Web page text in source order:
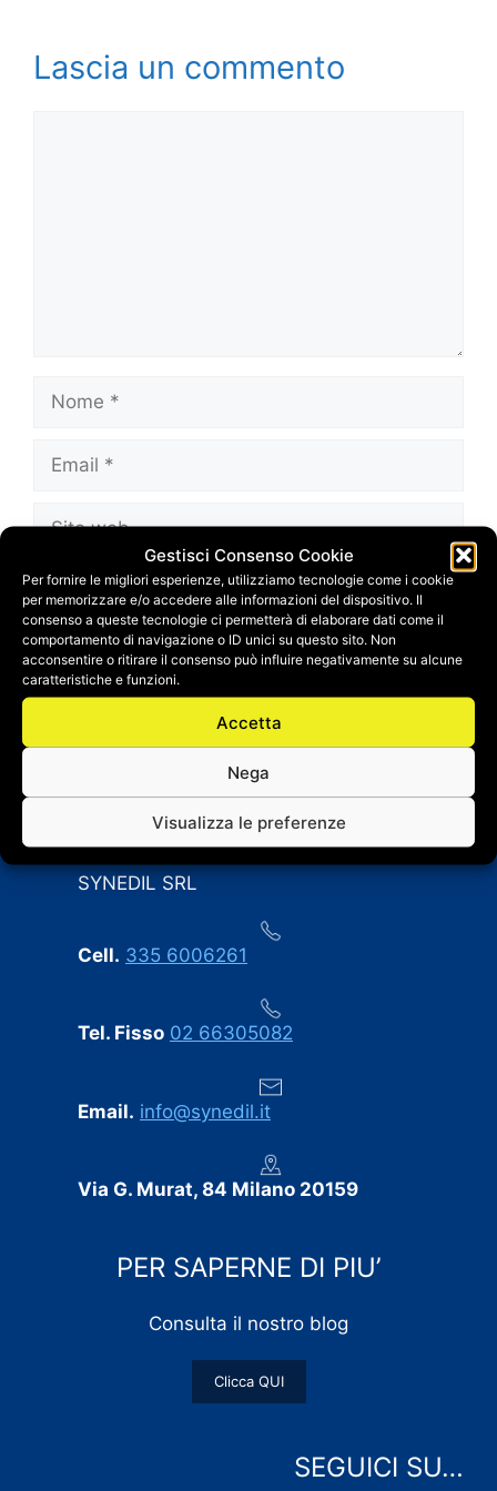
Gestisci Consenso Cookie
Per fornire le migliori esperienze, utilizziamo tecnologie come i cookie
per memorizzare e/o accedere alle informazioni del dispositivo. Il
consenso a queste tecnologie ci permetterà di elaborare dati come il
comportamento di navigazione o ID unici su questo sito. Non
acconsentire o ritirare il consenso può influire negativamente su alcune
caratteristiche e funzioni.
Accetta
Nega
Visualizza le preferenze
Lascia un commento
Nome
Email
Sito
Salva il mio nome, email e sito web in questo
browser per la prossima volta che
commento.
CONTATTI
SYNEDIL SRL
Cell. 335 6006261
Tel. Fisso 02 66305082
Email. info@synedil.it
Via G. Murat, 84 Milano 20159
PER SAPERNE DI PIU’
Consulta il nostro blog
Clicca QUI
SEGUICI SU…